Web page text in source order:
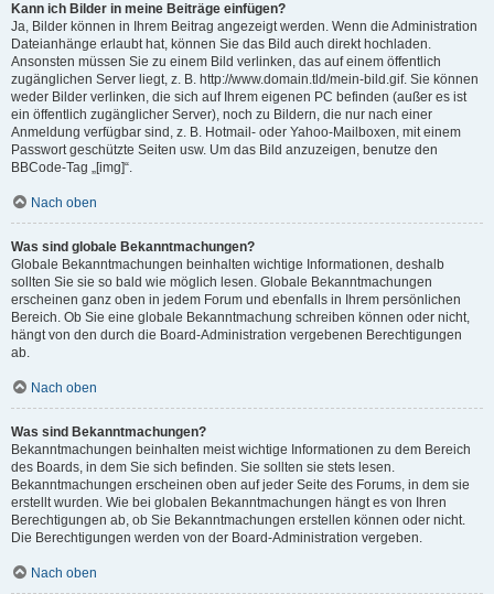
Kann ich Bilder in meine Beiträge einfügen?
Ja, Bilder können in Ihrem Beitrag angezeigt werden. Wenn die Administration
Dateianhänge erlaubt hat, können Sie das Bild auch direkt hochladen.
Ansonsten müssen Sie zu einem Bild verlinken, das auf einem öffentlich
zugänglichen Server liegt, z. B. http://www.domain.tld/mein-bild.gif. Sie können
weder Bilder verlinken, die sich auf Ihrem eigenen PC befinden (außer es ist
ein öffentlich zugänglicher Server), noch zu Bildern, die nur nach einer
Anmeldung verfügbar sind, z. B. Hotmail- oder Yahoo-Mailboxen, mit einem
Passwort geschützte Seiten usw. Um das Bild anzuzeigen, benutze den
BBCode-Tag „[img]“.
Nach oben
Was sind globale Bekanntmachungen?
Globale Bekanntmachungen beinhalten wichtige Informationen, deshalb
sollten Sie sie so bald wie möglich lesen. Globale Bekanntmachungen
erscheinen ganz oben in jedem Forum und ebenfalls in Ihrem persönlichen
Bereich. Ob Sie eine globale Bekanntmachung schreiben können oder nicht,
hängt von den durch die Board-Administration vergebenen Berechtigungen
ab.
Nach oben
Was sind Bekanntmachungen?
Bekanntmachungen beinhalten meist wichtige Informationen zu dem Bereich
des Boards, in dem Sie sich befinden. Sie sollten sie stets lesen.
Bekanntmachungen erscheinen oben auf jeder Seite des Forums, in dem sie
erstellt wurden. Wie bei globalen Bekanntmachungen hängt es von Ihren
Berechtigungen ab, ob Sie Bekanntmachungen erstellen können oder nicht.
Die Berechtigungen werden von der Board-Administration vergeben.
Nach oben